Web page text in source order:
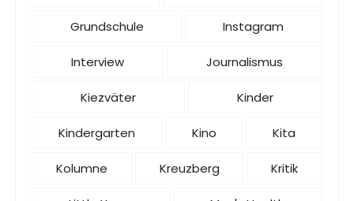
Grundschule Instagram
Interview Journalismus
Kiezväter Kinder
Kindergarten Kino Kita
Kolumne Kreuzberg Kritik